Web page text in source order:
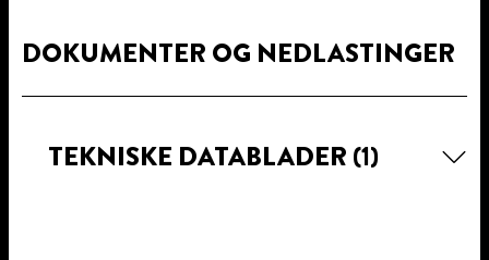
DOKUMENTER OG NEDLASTINGER
TEKNISKE DATABLADER (1)